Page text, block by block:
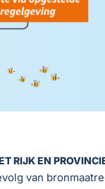
RIJK EN
van